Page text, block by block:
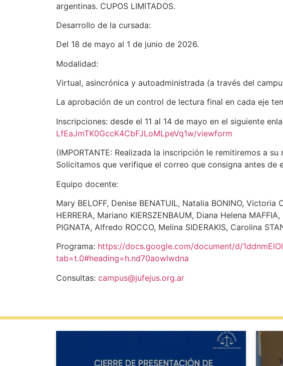
argentinas. CUPOS LIMITADOS.
Desarrollo de la cursada:
Del 18 de mayo al 1 de junio de 2026.
Modalidad:
Virtual, asincrónica y autoadministrada (a través del
La aprobación de un control de lectura final en cada eje
Inscripciones: desde el 11 al 14 de mayo en el siguiente
LfEaJmTK0GccK4CbFJLoMLpeVq1w/viewform
(IMPORTANTE: Realizada la inscripción le remitiremos a
Solicitamos que verifique el correo que consigna antes
Equipo docente:
Mary BELOFF, Denise BENATUIL, Natalia BONINO, Victoria
HERRERA, Mariano KIERSZENBAUM, Diana Helena
PIGNATA, Alfredo ROCCO, Melina SIDERAKIS, Carolina
Programa: https://docs.google.com/document/d/
tab=t.0#heading=h.nd70aowlwdna
Consultas: campus@jufejus.org.ar